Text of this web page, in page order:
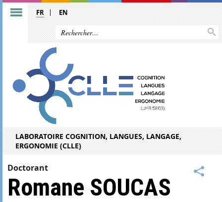
FR EN
LABORATOIRE COGNITION, LANGUES, LANGAGE,
ERGONOMIE (CLLE)
Doctorant
Romane SOUCAS